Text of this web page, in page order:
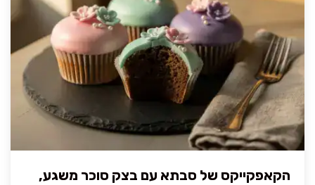
הקאפקייקס של סבתא עם בצק סוכר משגע,